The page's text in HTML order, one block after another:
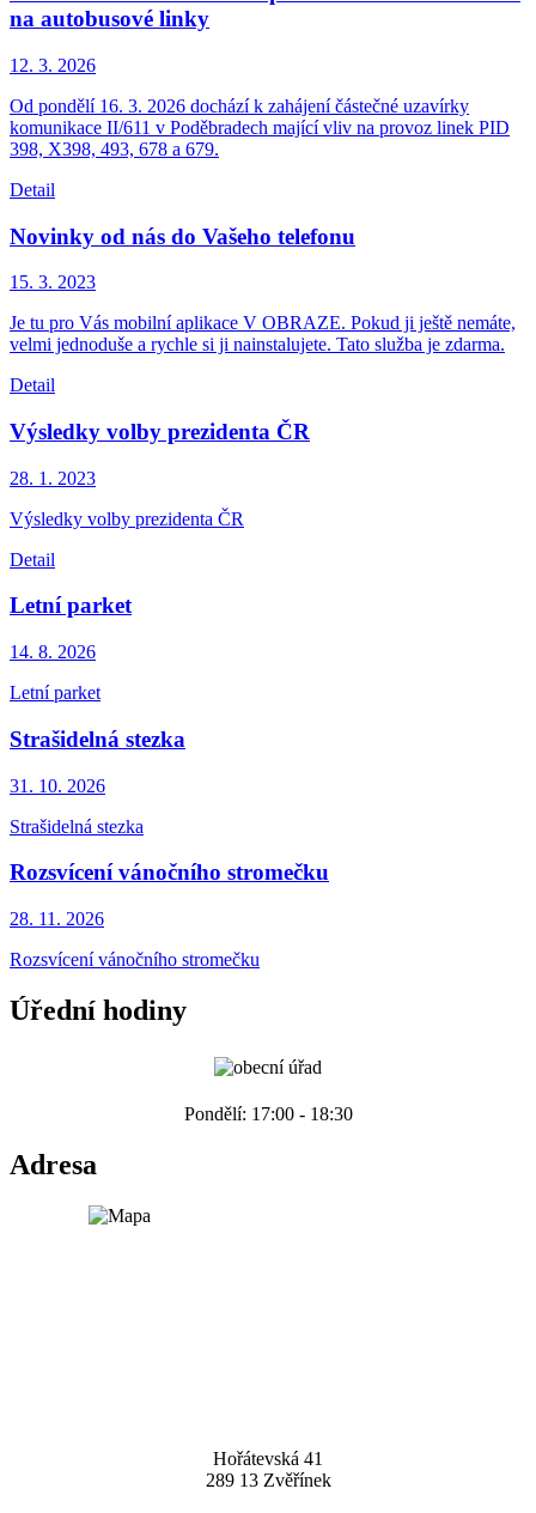
na autobusové linky
12. 3. 2026
Od pondělí 16. 3. 2026 dochází k zahájení částečné uzavírky
komunikace II/611 v Poděbradech mající vliv na provoz linek PID
398, X398, 493, 678 a 679.
Detail
Novinky od nás do Vašeho telefonu
15. 3. 2023
Je tu pro Vás mobilní aplikace V OBRAZE. Pokud ji ještě nemáte,
velmi jednoduše a rychle si ji nainstalujete. Tato služba je zdarma.
Detail
Výsledky volby prezidenta ČR
28. 1. 2023
Výsledky volby prezidenta ČR
Detail
Letní parket
14. 8. 2026
Letní parket
Strašidelná stezka
31. 10. 2026
Strašidelná stezka
Rozsvícení vánočního stromečku
28. 11. 2026
Rozsvícení vánočního stromečku
Úřední hodiny
Pondělí: 17:00 - 18:30
Adresa
Hořátevská 41
289 13 Zvěřínek